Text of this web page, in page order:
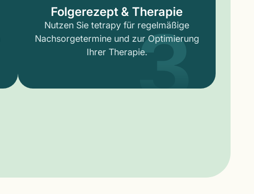
Folgerezept & Therapie
Nutzen Sie tetrapy für regelmäßige
Nachsorgetermine und zur Optimierung
Ihrer Therapie.3